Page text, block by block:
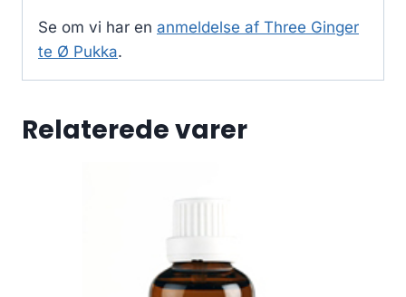
Se om vi har en anmeldelse af Three Ginger
te Ø Pukka.
Relaterede varer